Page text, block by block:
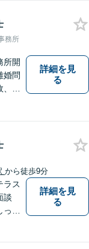
務所
所開
婚問
労
相
り
詳細を見
る
から徒歩9分
ラス
談
か
詳細を見
る